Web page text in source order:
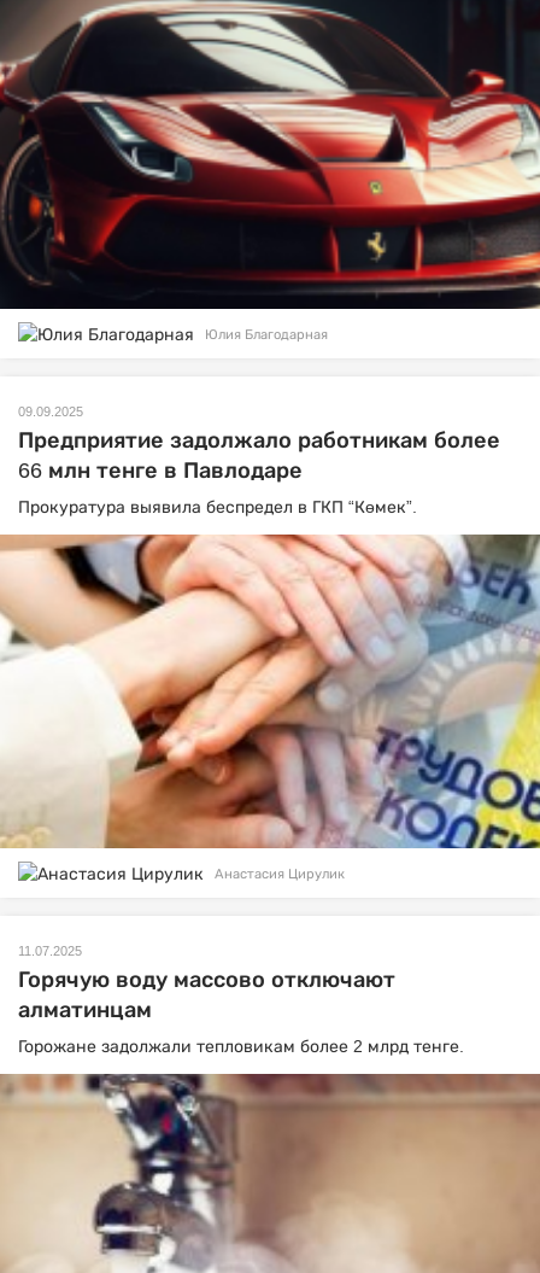
Юлия Благодарная
09.09.2025
Предприятие задолжало работникам более
66 млн тенге в Павлодаре
Прокуратура выявила беспредел в ГКП “Көмек”.
Анастасия Цирулик
11.07.2025
Горячую воду массово отключают
алматинцам
Горожане задолжали тепловикам более 2 млрд тенге.